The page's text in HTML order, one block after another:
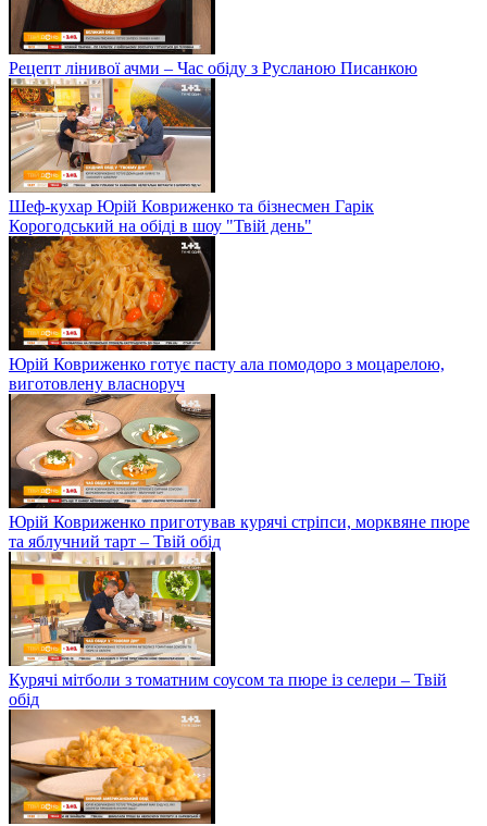
Рецепт лінивої ачми – Час обіду з Русланою Писанкою
Шеф-кухар Юрій Ковриженко та бізнесмен Гарік
Корогодський на обіді в шоу "Твій день"
Юрій Ковриженко готує пасту ала помодоро з моцарелою,
виготовлену власноруч
Юрій Ковриженко приготував курячі стріпси, морквяне пюре
та яблучний тарт – Твій обід
Курячі мітболи з томатним соусом та пюре із селери – Твій
обід